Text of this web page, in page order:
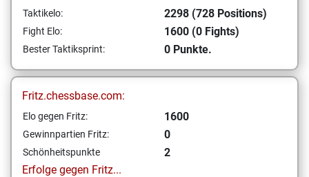
Taktikelo: 2298 (728 Positions)
Fight Elo: 1600 (0 Fights)
Bester Taktiksprint: 0 Punkte.
Fritz.chessbase.com:
Elo gegen Fritz: 1600
Gewinnpartien Fritz: 0
Schönheitspunkte
2
Erfolge gegen Fritz...